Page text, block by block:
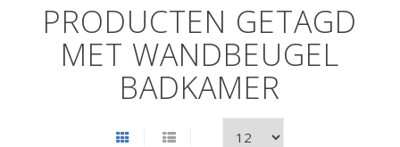
PRODUCTEN GETAGD
MET WANDBEUGEL
BADKAMER